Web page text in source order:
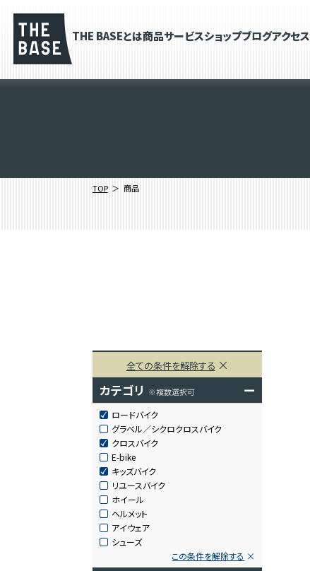
THE BASEとは商品サービスショップブログアクセス
TOP 商品
全ての条件を解除する
カテゴリ ※複数選択可 ー
ロードバイク
グラベル／シクロクロスバイク
クロスバイク
E-bike
キッズバイク
リユースバイク
ホイール
ヘルメット
アイウェア
シューズ
この条件を解除する